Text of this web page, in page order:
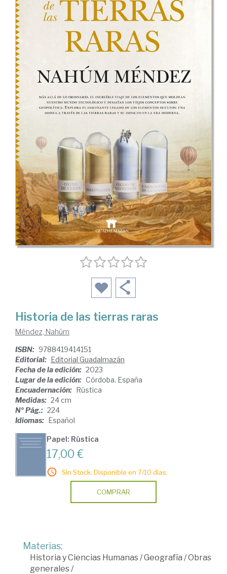
Historia de las tierras raras
Méndez, Nahúm
ISBN: 9788419414151
Editorial: Editorial Guadalmazán
Fecha de la edición: 2023
Lugar de la edición: Córdoba. España
Encuadernación: Rústica
Medidas: 24 cm
Nº Pág.: 224
Idiomas: Español
Papel: Rústica
17,00 €
Sin Stock. Disponible en 7/10 días.
COMPRAR
Materias:
Historia y Ciencias Humanas /Geografía /Obras
generales /